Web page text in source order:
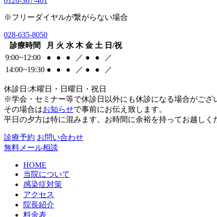
※フリーダイヤルが繋がらない場合
028-635-8050
診療時間
月 火 水 木 金 土 日/祝
9:00~12:00
● ● ● ／ ● ●
／
14:00~19:30 ● ● ● ／ ● ● ／
休診日:木曜日・日曜日・祝日
※学会・セミナー等で休診日以外にも休診になる場合がござ
その場合はお知らせで事前にお伝え致します。
平日の夕方は特に混みます。お時間に余裕を持ってお越しく
診療予約 お問い合わせ
無料メール相談
HOME
当院について
感染症対策
アクセス
院長紹介
料金表